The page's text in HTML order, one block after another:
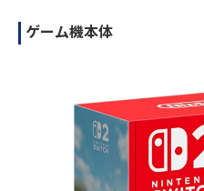
ゲーム機本体